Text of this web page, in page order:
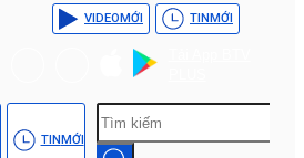
VIDEOMỚI TINMỚI
TINMỚI